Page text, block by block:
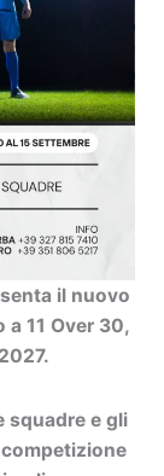
il nuovo
a 11 Over 30,
.
squadre e gli